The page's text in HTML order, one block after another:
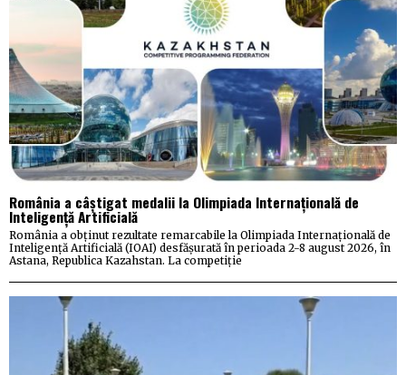
România a câștigat medalii la Olimpiada Internațională de
Inteligență Artificială
România a obținut rezultate remarcabile la Olimpiada Internațională de
Inteligență Artificială (IOAI) desfășurată în perioada 2-8 august 2026, în
Astana, Republica Kazahstan. La competiție